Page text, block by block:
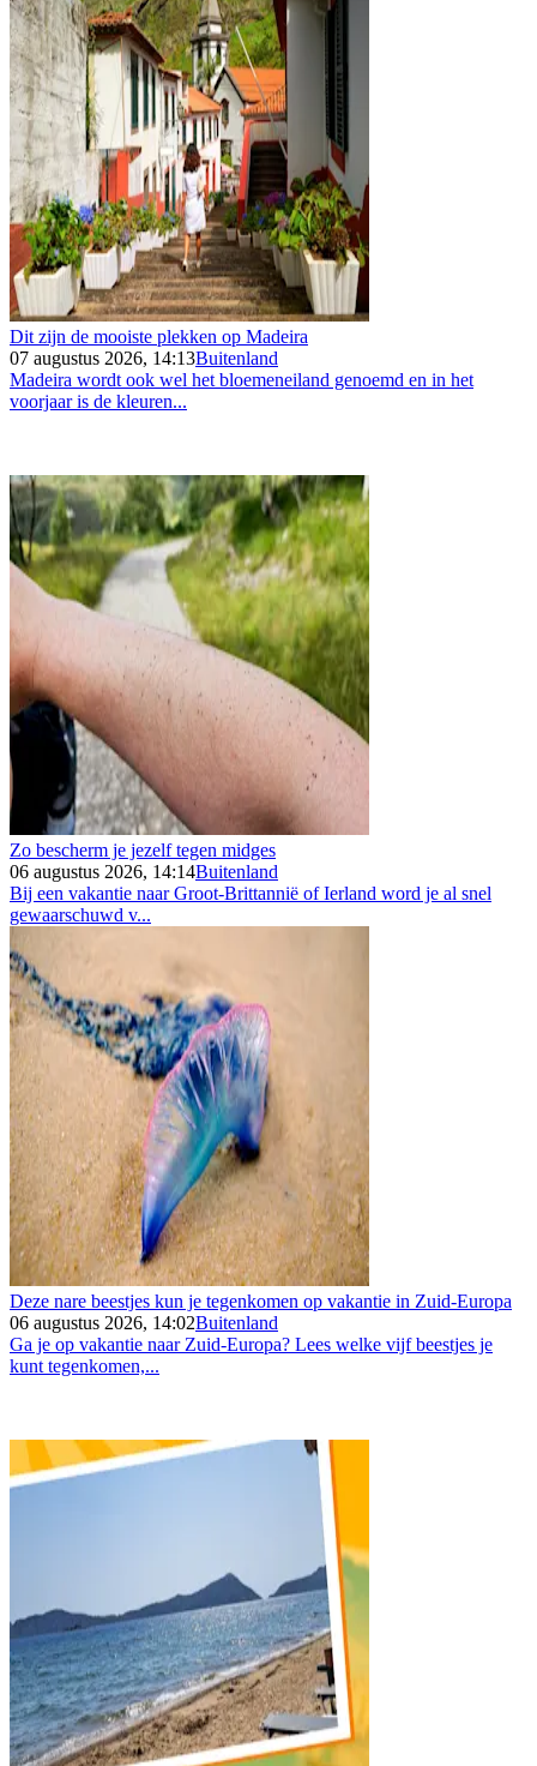
Dit zijn de mooiste plekken op Madeira
07 augustus 2026, 14:13Buitenland
Madeira wordt ook wel het bloemeneiland genoemd en in het
voorjaar is de kleuren...
Zo bescherm je jezelf tegen midges
06 augustus 2026, 14:14Buitenland
Bij een vakantie naar Groot-Brittannië of Ierland word je al snel
gewaarschuwd v...
Deze nare beestjes kun je tegenkomen op vakantie in Zuid-Europa
06 augustus 2026, 14:02Buitenland
Ga je op vakantie naar Zuid-Europa? Lees welke vijf beestjes je
kunt tegenkomen,...